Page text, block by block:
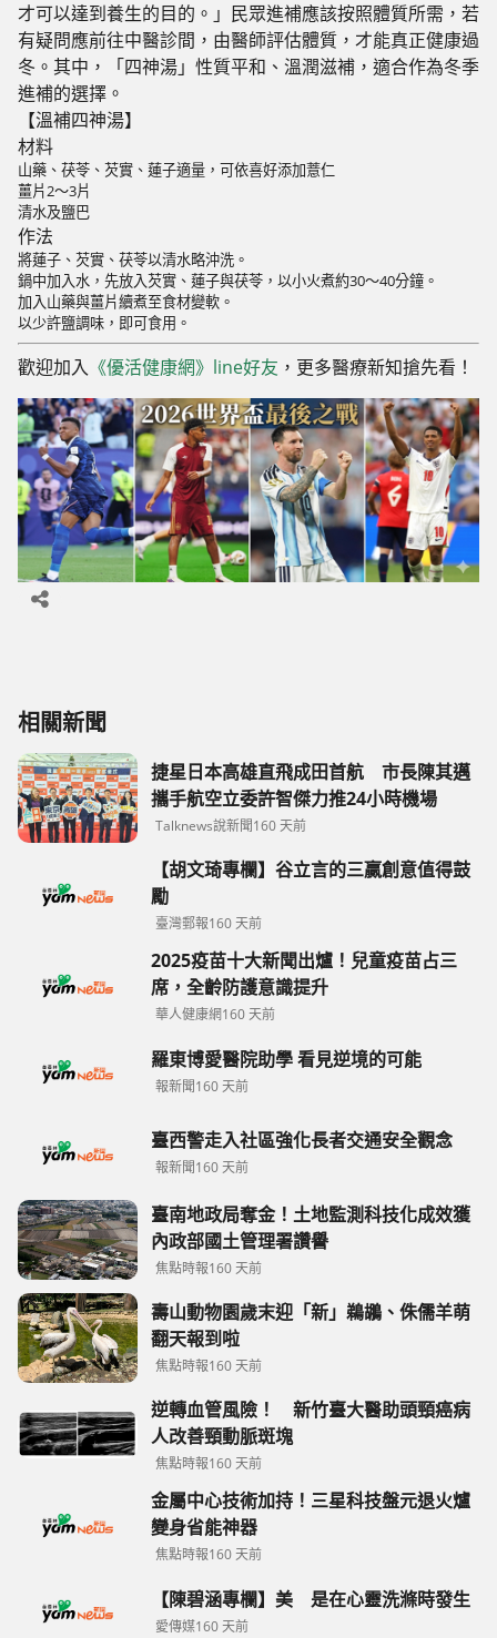
才可以達到養生的目的。」民眾進補應該按照體質所需，若
有疑問應前往中醫診間，由醫師評估體質，才能真正健康過
冬。其中，「四神湯」性質平和、溫潤滋補，適合作為冬季
進補的選擇。
【溫補四神湯】
材料
山藥、茯苓、芡實、蓮子適量，可依喜好添加薏仁
薑片2～3片
清水及鹽巴
作法
將蓮子、芡實、茯苓以清水略沖洗。
鍋中加入水，先放入芡實、蓮子與茯苓，以小火煮約30～40分鐘。
加入山藥與薑片續煮至食材變軟。
以少許鹽調味，即可食用。
歡迎加入 《優活健康網》line好友 ，更多醫療新知搶先看！
相關新聞
捷星日本高雄直飛成田首航 市長陳其邁
攜手航空立委許智傑力推24小時機場
Talknews說新聞160 天前
【胡文琦專欄】谷立言的三贏創意值得鼓
勵
臺灣郵報160 天前
2025疫苗十大新聞出爐！兒童疫苗占三
席，全齡防護意識提升
華人健康網160 天前
羅東博愛醫院助學 看見逆境的可能
報新聞160 天前
臺西警走入社區強化長者交通安全觀念
報新聞160 天前
臺南地政局奪金！土地監測科技化成效獲
內政部國土管理署讚譽
焦點時報160 天前
壽山動物園歲末迎「新」鵜鶘、侏儒羊萌
翻天報到啦
焦點時報160 天前
逆轉血管風險！ 新竹臺大醫助頭頸癌病
人改善頸動脈斑塊
焦點時報160 天前
金屬中心技術加持！三星科技盤元退火爐
變身省能神器
焦點時報160 天前
【陳碧涵專欄】美 是在心靈洗滌時發生
愛傳媒160 天前